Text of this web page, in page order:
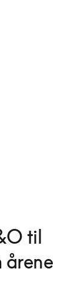
til
årene